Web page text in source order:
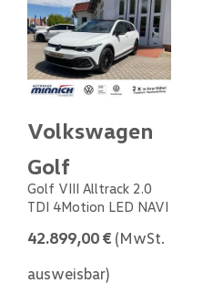
Volkswagen
Golf
Golf VIII Alltrack 2.0
TDI 4Motion LED NAVI
42.899,00 € (MwSt.
ausweisbar)